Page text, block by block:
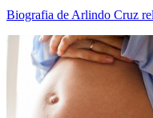
Biografia de Arlindo Cruz